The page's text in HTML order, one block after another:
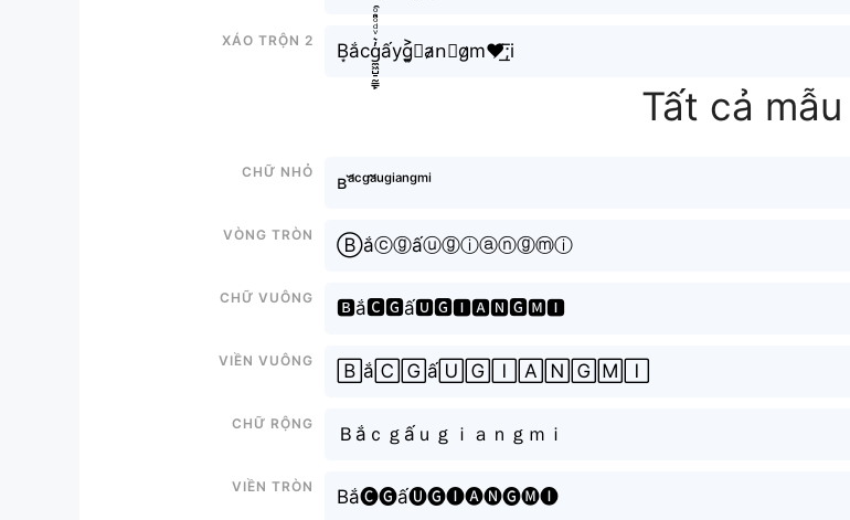
Xáo trộn 2
B͙ắcg̼͖̺̠̰͇̙̓͛ͮͩͦ̎ͦ̑ͅấуg͎͍͐𝕚a̷n⃘g̷m♥̸͟͞;i
Tất cả mẫu
Chữ nhỏ
ʙᵃ̆́ᶜᵍᵃ̂́ᵘᵍⁱᵃⁿᵍᵐⁱ
Vòng tròn
Ⓑắⓒⓖấⓤⓖⓘⓐⓝⓖⓜⓘ
Chữ vuông
🅱ắ🅲🅶ấ🆄🅶🅸🅰🅽🅶🅼🅸
Viền vuông
🄱ắ🄲🄶ấ🅄🄶🄸🄰🄽🄶🄼🄸
Chữ rộng
Ｂắｃｇấｕｇｉａｎｇｍｉ
Viền tròn
Bắ🅒🅖ấ🅤🅖🅘🅐🅝🅖🅜🅘